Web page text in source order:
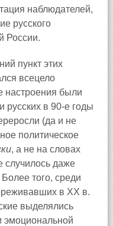
наблюдателей,
русского
России.
пункт этих
всецело
были
русских в 90-е годы
(да и не
политическое
, а не на словах
случилось даже
того, среди
в XX в.
выделялись
эмоциональной